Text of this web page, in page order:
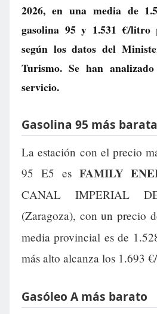
2026, en una media de
gasolina 95 y 1.531 €/litro
según los datos del
Turismo. Se han
servicio.
Gasolina 95 más barata
La estación con el precio
95 E5 es FAMILY
CANAL IMPERIAL
(Zaragoza), con un precio
media provincial es de
más alto alcanza los 1.693
Gasóleo A más barato